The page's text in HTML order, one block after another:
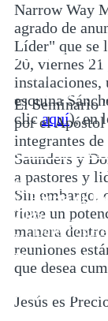
Narrow Way
agrado de
Líder" que se
20, viernes 21
instalaciones,
esquina
clicaquí), en
Jueves 20:
Viernes 21:
Sábado 22:
El Seminario
por el Apóstol
integrantes
Saunders y
a pastores y
Sin embargo,
tiene un
manera
reuniones
que desea
Jesús es
Una breve
El Apóstol
a nivel
áreas de
liderazgo. Ha
Delaware
Su pasión es
ministros y
©Puerta de
2025
Derechos
Inicio
Mensajes